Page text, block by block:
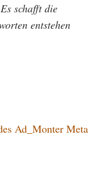
schafft die
entstehen
Ad_Monter Meta